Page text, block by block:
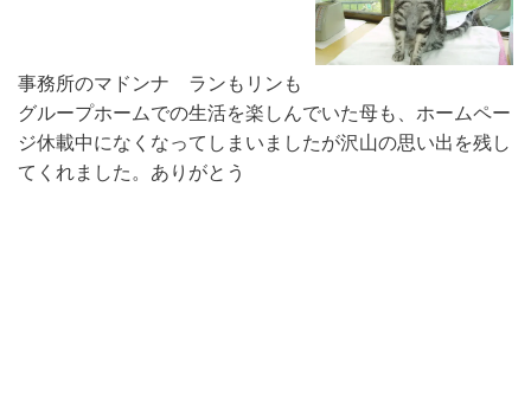
事務所のマドンナ ランもリンも
グループホームでの生活を楽しんでいた母も、ホームペー
ジ休載中になくなってしまいましたが沢山の思い出を残し
てくれました。ありがとう